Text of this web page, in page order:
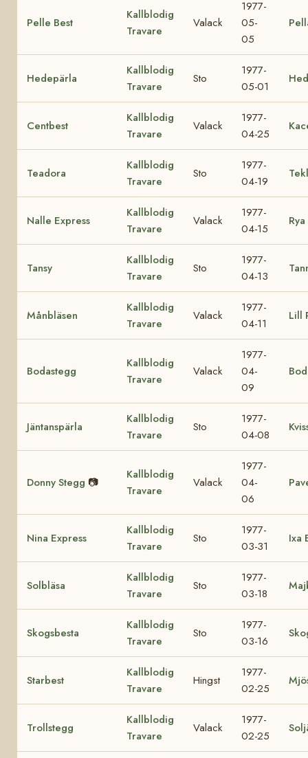
Pelle Best
Kallblodig
Travare
Valack
1977-
05-
05
Hedepärla
Kallblodig
Travare
Sto
1977-
05-01
Centbest
Kallblodig
Travare
Valack
1977-
04-25
Teadora
Kallblodig
Travare
Sto
1977-
04-19
Nalle Express
Kallblodig
Travare
Valack
1977-
04-15
Tansy
Kallblodig
Travare
Sto
1977-
04-13
Månbläsen
Kallblodig
Travare
Valack
1977-
04-11
Lill
Bodastegg
Kallblodig
Travare
Valack
1977-
04-
09
Jäntanspärla
Kallblodig
Travare
Sto
1977-
04-08
Donny Stegg 📷
Kallblodig
Travare
Valack
1977-
04-
06
Nina Express
Kallblodig
Travare
Sto
1977-
03-31
Ixa
Solbläsa
Kallblodig
Travare
Sto
1977-
03-18
Skogsbesta
Kallblodig
Travare
Sto
1977-
03-16
Starbest
Kallblodig
Travare
Hingst
1977-
02-25
Trollstegg
Kallblodig
Travare
Valack
1977-
02-25